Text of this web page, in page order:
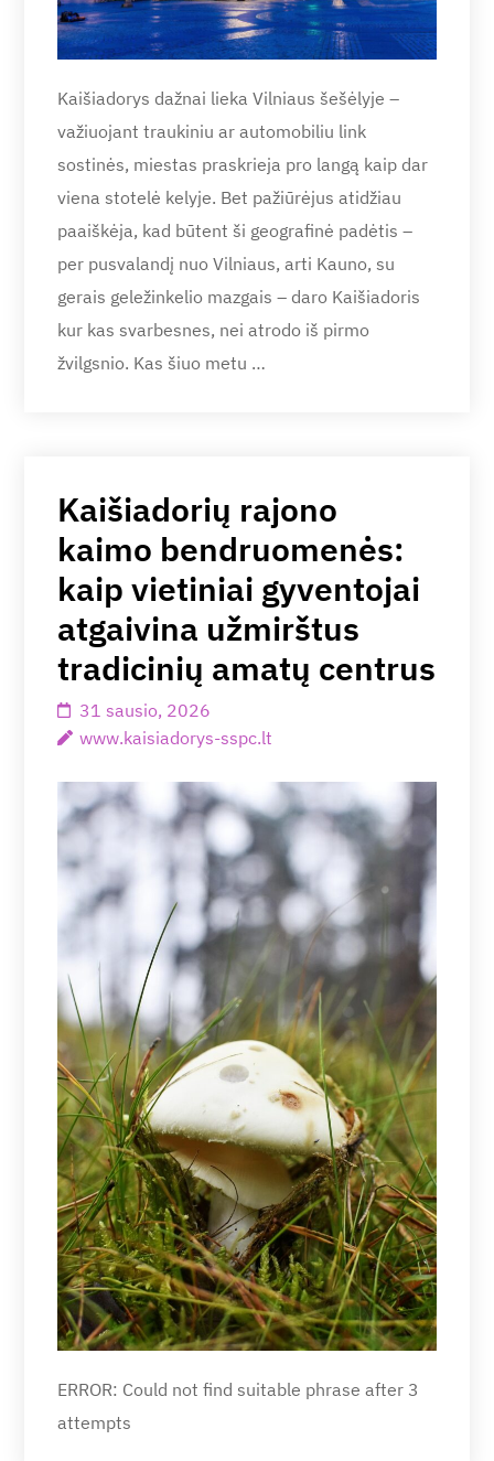
Kaišiadorys dažnai lieka Vilniaus šešėlyje –
važiuojant traukiniu ar automobiliu link
sostinės, miestas praskrieja pro langą kaip dar
viena stotelė kelyje. Bet pažiūrėjus atidžiau
paaiškėja, kad būtent ši geografinė padėtis –
per pusvalandį nuo Vilniaus, arti Kauno, su
gerais geležinkelio mazgais – daro Kaišiadoris
kur kas svarbesnes, nei atrodo iš pirmo
žvilgsnio. Kas šiuo metu …
Kaišiadorių rajono
kaimo bendruomenės:
kaip vietiniai gyventojai
atgaivina užmirštus
tradicinių amatų centrus
31 sausio, 2026
www.kaisiadorys-sspc.lt
ERROR: Could not find suitable phrase after 3
attempts